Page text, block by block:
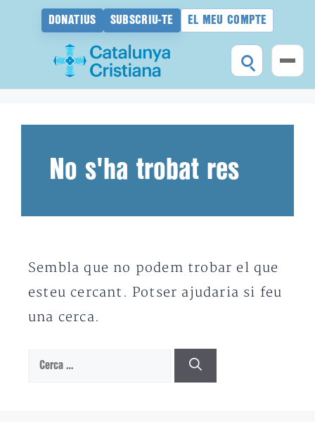
DONATIUS SUBSCRIU-TE EL MEU COMPTE
No s'ha trobat res
Sembla que no podem trobar el que
esteu cercant. Potser ajudaria si feu
una cerca.
Cerca: